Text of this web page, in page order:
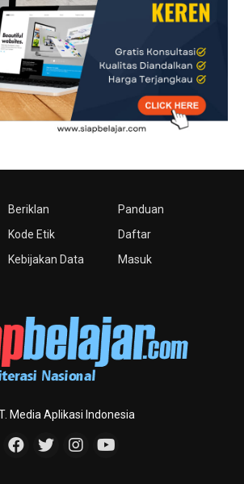
Beriklan
Kode Etik
Kebijakan Data
Panduan
Daftar
Masuk
Media Aplikasi Indonesia